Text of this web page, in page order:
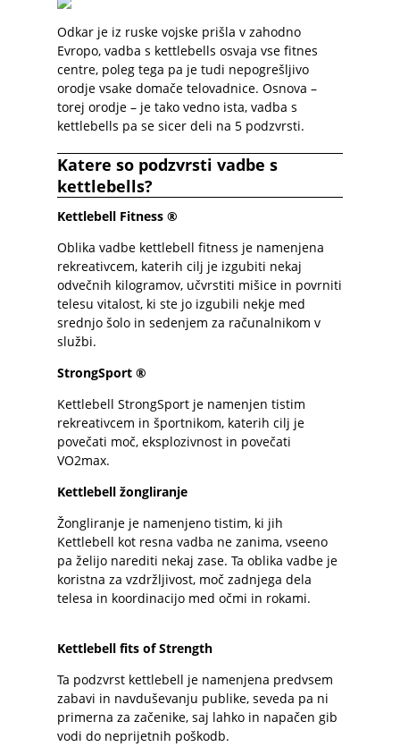
Odkar je iz ruske vojske prišla v zahodno
Evropo, vadba s kettlebells osvaja vse fitnes
centre, poleg tega pa je tudi nepogrešljivo
orodje vsake domače telovadnice. Osnova –
torej orodje – je tako vedno ista, vadba s
kettlebells pa se sicer deli na 5 podzvrsti.
Katere so podzvrsti vadbe s
kettlebells?
Kettlebell Fitness ®
Oblika vadbe kettlebell fitness je namenjena
rekreativcem, katerih cilj je izgubiti nekaj
odvečnih kilogramov, učvrstiti mišice in povrniti
telesu vitalost, ki ste jo izgubili nekje med
srednjo šolo in sedenjem za računalnikom v
službi.
StrongSport ®
Kettlebell StrongSport je namenjen tistim
rekreativcem in športnikom, katerih cilj je
povečati moč, eksplozivnost in povečati
VO2max.
Kettlebell žongliranje
Žongliranje je namenjeno tistim, ki jih
Kettlebell kot resna vadba ne zanima, vseeno
pa želijo narediti nekaj zase. Ta oblika vadbe je
koristna za vzdržljivost, moč zadnjega dela
telesa in koordinacijo med očmi in rokami.
Kettlebell fits of Strength
Ta podzvrst kettlebell je namenjena predvsem
zabavi in navduševanju publike, seveda pa ni
primerna za začenike, saj lahko in napačen gib
vodi do neprijetnih poškodb.